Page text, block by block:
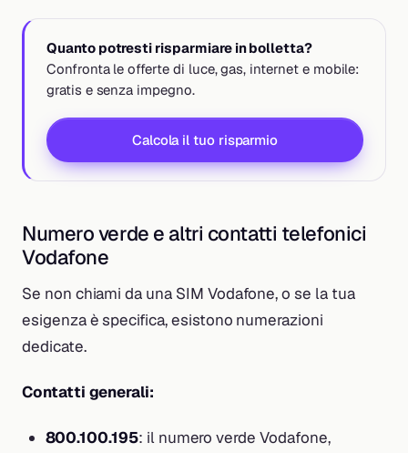
Quanto potresti risparmiare in bolletta?
Confronta le offerte di luce, gas, internet e mobile:
gratis e senza impegno.
Calcola il tuo risparmio
Numero verde e altri contatti telefonici
Vodafone
Se non chiami da una SIM Vodafone, o se la tua
esigenza è specifica, esistono numerazioni
dedicate.
Contatti generali:
800.100.195: il numero verde Vodafone,